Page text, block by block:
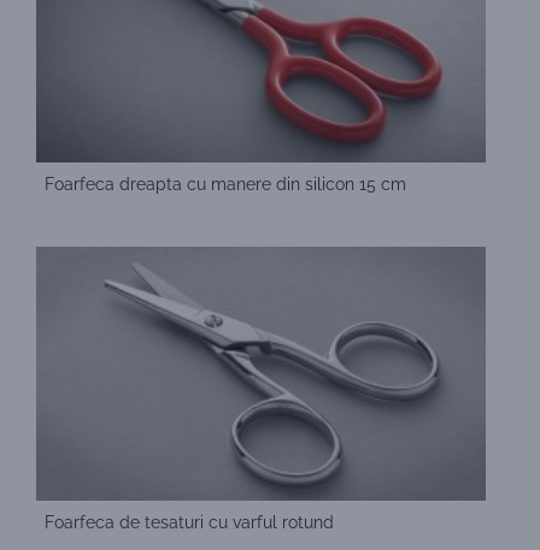
Foarfeca dreapta cu manere din silicon 15 cm
Foarfeca de tesaturi cu varful rotund